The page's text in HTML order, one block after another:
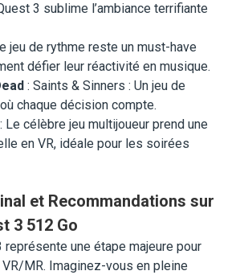
3 sublime l’ambiance terrifiante
jeu de rythme reste un must-have
défier leur réactivité en musique.
: Saints & Sinners : Un jeu de
chaque décision compte.
: Le célèbre jeu multijoueur prend une
en VR, idéale pour les soirées
et Recommandations sur
3 512 Go
représente une étape majeure pour
MR. Imaginez-vous en pleine